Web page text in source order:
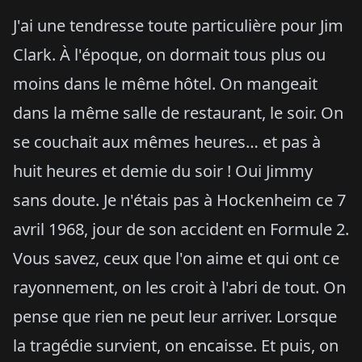
J'ai une tendresse toute particulière pour Jim
Clark. À l'époque, on dormait tous plus ou
moins dans le même hôtel. On mangeait
dans la même salle de restaurant, le soir. On
se couchait aux mêmes heures… et pas à
huit heures et demie du soir ! Oui Jimmy
sans doute. Je n'étais pas à Hockenheim ce 7
avril 1968, jour de son accident en Formule 2.
Vous savez, ceux que l'on aime et qui ont ce
rayonnement, on les croit à l'abri de tout. On
pense que rien ne peut leur arriver. Lorsque
la tragédie survient, on encaisse. Et puis, on